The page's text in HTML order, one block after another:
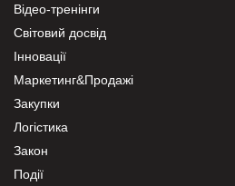
Відео-тренінги
Світовий досвід
Інновації
Маркетинг&Продажі
Закупки
Логістика
Закон
Події